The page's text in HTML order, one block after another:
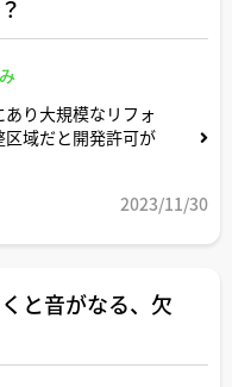
り大規模なリフォ
域だと開発許可が
2023/11/30
と音がなる、欠